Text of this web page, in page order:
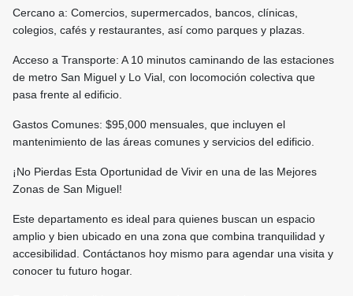
Cercano a: Comercios, supermercados, bancos, clínicas,
colegios, cafés y restaurantes, así como parques y plazas.
Acceso a Transporte: A 10 minutos caminando de las estaciones
de metro San Miguel y Lo Vial, con locomoción colectiva que
pasa frente al edificio.
Gastos Comunes: $95,000 mensuales, que incluyen el
mantenimiento de las áreas comunes y servicios del edificio.
¡No Pierdas Esta Oportunidad de Vivir en una de las Mejores
Zonas de San Miguel!
Este departamento es ideal para quienes buscan un espacio
amplio y bien ubicado en una zona que combina tranquilidad y
accesibilidad. Contáctanos hoy mismo para agendar una visita y
conocer tu futuro hogar.